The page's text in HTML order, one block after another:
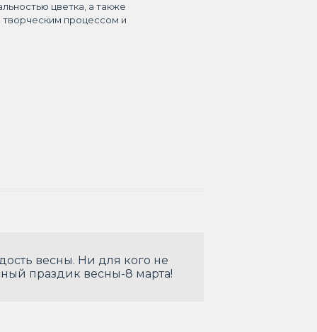
цветка, а также
творческим процессом и
весны. Ни для кого не
праздик весны-8 марта!